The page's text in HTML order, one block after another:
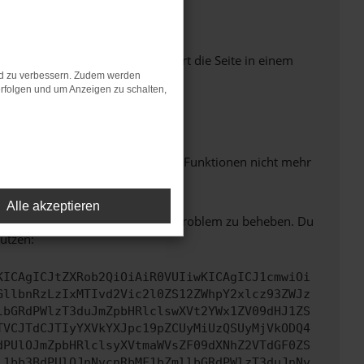
Seiten verhindern. Funktioniert die Seite in einem
dazu führen, dass bestimmte Funktionen nicht mehr
Wir werden versuchen, das Problem zu beheben. Du
zu verbessern. Zudem werden
und um Anzeigen zu schalten,
Alle akzeptieren